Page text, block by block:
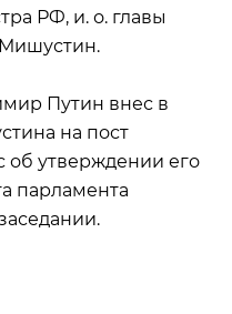
РФ, и. о. главы
Путин внес в
на пост
утверждении его
парламента